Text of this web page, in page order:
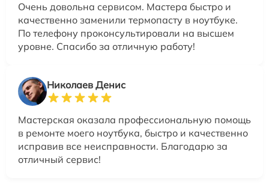
Очень довольна сервисом. Мастера быстро и
качественно заменили термопасту в ноутбуке.
По телефону проконсультировали на высшем
уровне. Спасибо за отличную работу!
Николаев Денис
Мастерская оказала профессиональную помощь
в ремонте моего ноутбука, быстро и качественно
исправив все неисправности. Благодарю за
отличный сервис!